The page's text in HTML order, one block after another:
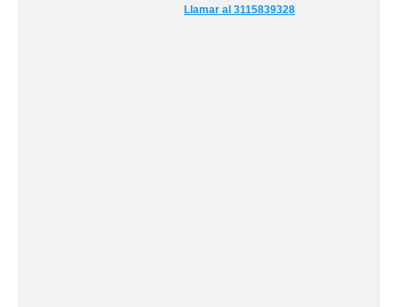
Llamar al 3115839328